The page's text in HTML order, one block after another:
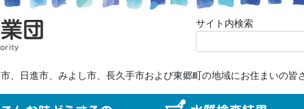
サイト内検索
、日進市、みよし市、長久手市および東郷町の地域にお住まいの皆